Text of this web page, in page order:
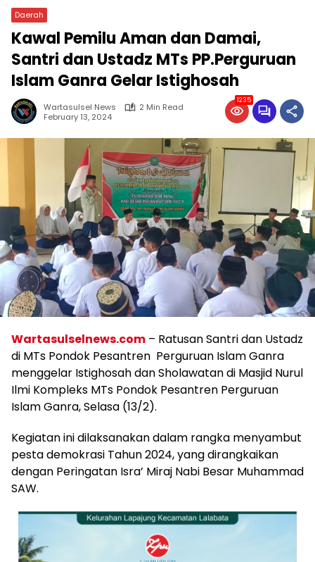
Daerah
Kawal Pemilu Aman dan Damai,
Santri dan Ustadz MTs PP.Perguruan
Islam Ganra Gelar Istighosah
Wartasulsel News
2 Min Read
February 13, 2024
1235
Wartasulselnews.com – Ratusan Santri dan Ustadz
di MTs Pondok Pesantren Perguruan Islam Ganra
menggelar Istighosah dan Sholawatan di Masjid Nurul
Ilmi Kompleks MTs Pondok Pesantren Perguruan
Islam Ganra, Selasa (13/2).
Kegiatan ini dilaksanakan dalam rangka menyambut
pesta demokrasi Tahun 2024, yang dirangkaikan
dengan Peringatan Isra’ Miraj Nabi Besar Muhammad
SAW.